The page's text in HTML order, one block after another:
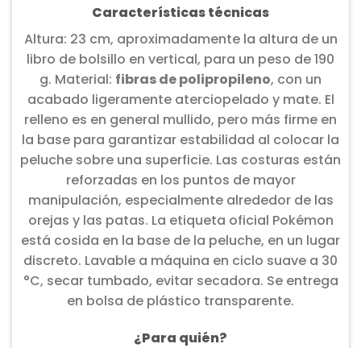
Características técnicas
Altura: 23 cm, aproximadamente la altura de un
libro de bolsillo en vertical, para un peso de 190
g. Material: fibras de polipropileno, con un
acabado ligeramente aterciopelado y mate. El
relleno es en general mullido, pero más firme en
la base para garantizar estabilidad al colocar la
peluche sobre una superficie. Las costuras están
reforzadas en los puntos de mayor
manipulación, especialmente alrededor de las
orejas y las patas. La etiqueta oficial Pokémon
está cosida en la base de la peluche, en un lugar
discreto. Lavable a máquina en ciclo suave a 30
°C, secar tumbado, evitar secadora. Se entrega
en bolsa de plástico transparente.
¿Para quién?